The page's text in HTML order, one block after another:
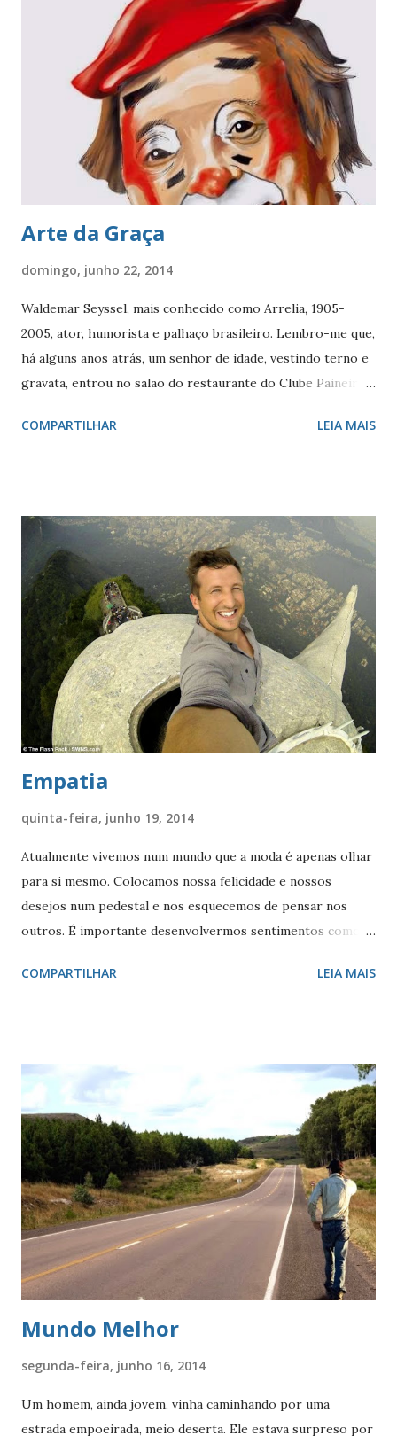
dias ainda se trabalhava aos sábados, até às 14h. E, então,
começava o esperado final de semana. O programa
recorrente aos domingos, após ir à missa, era ir à feira. Lá
era eram comprados: peixes, frutas, legumes e folhas,
para abastecer a casa para a próxima semana. E todos
viviam felizes nesse universo. Ele, embora nunca tenha
entendido como foi possível, sempre estudou em bons
colégios, normalment...
Arte da Graça
domingo, junho 22, 2014
Waldemar Seyssel, mais conhecido como Arrelia, 1905-
2005, ator, humorista e palhaço brasileiro. Lembro-me que,
há alguns anos atrás, um senhor de idade, vestindo terno e
gravata, entrou no salão do restaurante do Clube Paineiras
pessoas o viram e começaram a reconhecer: " - É o palhaço
passagem, e começou a aplaudi-lo. Ele, humildemente,
sorrindo agradecendo, continuou seguindo, buscando seu
lugar. Foi emocionante. Tanto por nos ter sido
proporcionada uma volta ao passado, como pela
oportunidade de prestarmos uma homenagem àquele que
foi um dos nosso ídolos da infância, Isso que aconteceu
demonstrou claramente - o povo não esquece aqueles que
fizeram parte da sua vida, acrescentado, trazendo
felicidade.. (JA, Jun14)
COMPARTILHAR LEIA MAIS
Empatia
quinta-feira, junho 19, 2014
Atualmente vivemos num mundo que a moda é apenas olhar
para si mesmo. Colocamos nossa felicidade e nossos
desejos num pedestal e nos esquecemos de pensar nos
outros. É importante desenvolvermos sentimentos como
que vivemos. Cooperação e gentileza fazem bem para a
biólogo britânico Richard Dawkins, são normais, uma vez
que o objetivo prioritário dos seres vivos é se propagar.
Isto poderia ser verdadeiro para os nossos ancestrais.
Entretanto, diante do processo evolutivo pelo qual passou
a humanidade, ficou evidente que nem sempre colocar as
próprias vontades e necessidades em primeiro lugar é o
mais aconselhável. Para preservar a sobrevivência da
espécie os homens precisaram cooperar uns com os
outros, mesmo com os que estivessem fora do seu círculo
...
COMPARTILHAR LEIA MAIS
Mundo Melhor
segunda-feira, junho 16, 2014
Um homem, ainda jovem, vinha caminhando por uma
estrada empoeirada, meio deserta. Ele estava surpreso por